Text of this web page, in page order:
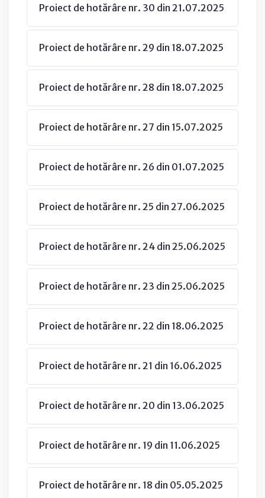
Proiect de hotărâre nr. 30 din 21.07.2025
Proiect de hotărâre nr. 29 din 18.07.2025
Proiect de hotărâre nr. 28 din 18.07.2025
Proiect de hotărâre nr. 27 din 15.07.2025
Proiect de hotărâre nr. 26 din 01.07.2025
Proiect de hotărâre nr. 25 din 27.06.2025
Proiect de hotărâre nr. 24 din 25.06.2025
Proiect de hotărâre nr. 23 din 25.06.2025
Proiect de hotărâre nr. 22 din 18.06.2025
Proiect de hotărâre nr. 21 din 16.06.2025
Proiect de hotărâre nr. 20 din 13.06.2025
Proiect de hotărâre nr. 19 din 11.06.2025
Proiect de hotărâre nr. 18 din 05.05.2025